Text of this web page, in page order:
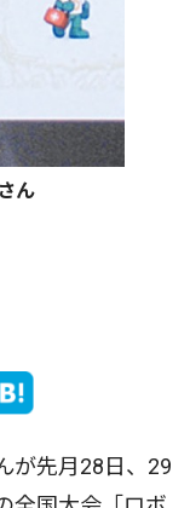
ん
が先月28日、29